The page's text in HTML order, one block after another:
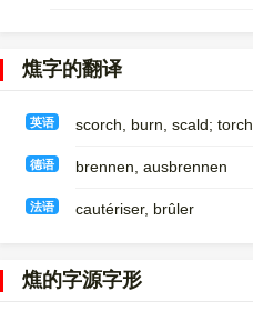
燋字的翻译
英语 scorch, burn, scald; torch
德语 brennen, ausbrennen
法语 cautériser, brûler
燋的字源字形